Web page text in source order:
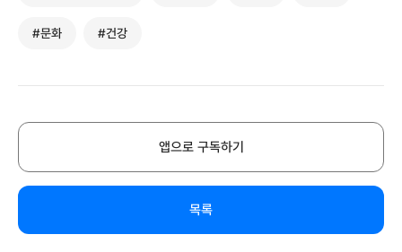
#문화 #건강
앱으로 구독하기
목록